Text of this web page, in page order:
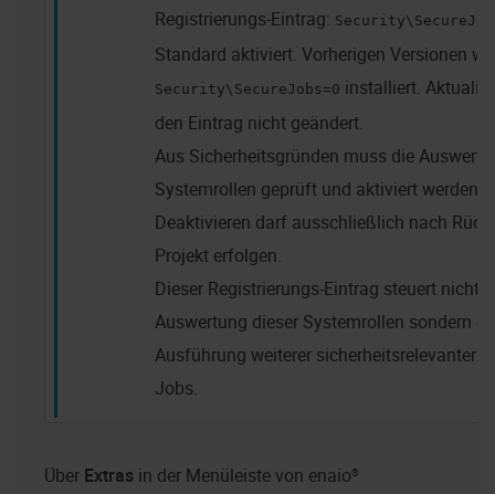
Registrierungs-Eintrag:
Standard aktiviert. Vorherigen Versionen
Security\SecureJobs=0 installiert.
den Eintrag nicht geändert.
Aus Sicherheitsgründen muss die
Systemrollen geprüft und aktiviert werden.
Deaktivieren darf ausschließlich nach
Projekt erfolgen.
Dieser Registrierungs-Eintrag steuert nicht
Auswertung dieser Systemrollen sondern
Ausführung weiterer sicherheitsrelevanter
Jobs.
Über Extras in der Menüleiste von enaio®